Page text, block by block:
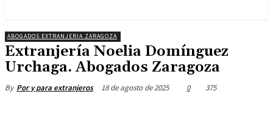
ABOGADOS EXTRANJERIA ZARAGOZA
Extranjería Noelia Domínguez
Urchaga. Abogados Zaragoza
By Por y para extranjeros 18 de agosto de 2025 0 375